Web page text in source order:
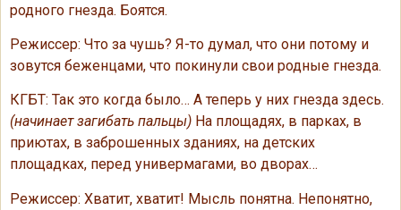
родного гнезда. Боятся.
Режиссер: Что за чушь? Я-то думал, что они потому и
зовутся беженцами, что покинули свои родные гнезда.
КГБТ: Так это когда было… А теперь у них гнезда здесь.
(начинает загибать пальцы) На площадях, в парках, в
приютах, в заброшенных зданиях, на детских
площадках, перед универмагами, во дворах…
Режиссер: Хватит, хватит! Мысль понятна. Непонятно,